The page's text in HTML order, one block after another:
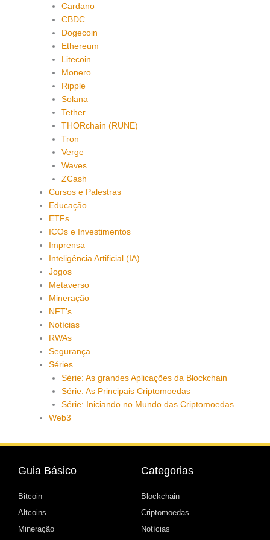
Cardano
CBDC
Dogecoin
Ethereum
Litecoin
Monero
Ripple
Solana
Tether
THORchain (RUNE)
Tron
Verge
Waves
ZCash
Cursos e Palestras
Educação
ETFs
ICOs e Investimentos
Imprensa
Inteligência Artificial (IA)
Jogos
Metaverso
Mineração
NFT's
Notícias
RWAs
Segurança
Séries
Série: As grandes Aplicações da Blockchain
Série: As Principais Criptomoedas
Série: Iniciando no Mundo das Criptomoedas
Web3
Guia Básico
Bitcoin
Altcoins
Mineração
Categorias
Blockchain
Criptomoedas
Notícias